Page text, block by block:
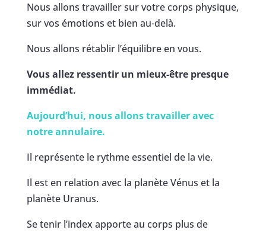
Nous allons travailler sur votre corps physique,
sur vos émotions et bien au-delà.
Nous allons rétablir l’équilibre en vous.
Vous allez ressentir un mieux-être presque
immédiat.
Aujourd’hui, nous allons travailler avec
notre annulaire.
Il représente le rythme essentiel de la vie.
Il est en relation avec la planète Vénus et la
planète Uranus.
Se tenir l’index apporte au corps plus de